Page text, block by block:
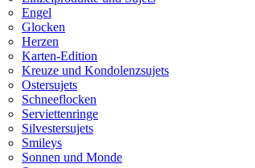
Engel
Glocken
Herzen
Karten-Edition
Kreuze und Kondolenzsujets
Ostersujets
Schneeflocken
Serviettenringe
Silvestersujets
Smileys
Sonnen und Monde